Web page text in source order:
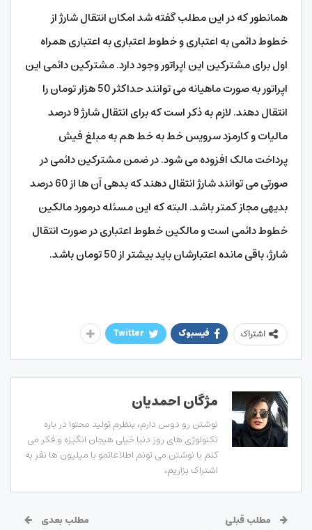
همانطور که در این مطلب گفته شد امکان انتقال شارژ از
خطوط دائمی به اعتباری و خطوط اعتباری به اعتباری همراه
اول برای مشترکین این اپراتور وجود دارد. مشترکین دائمی این
اپراتور به صورت ماهیانه می توانند حداکثر 50 هزار تومان را
انتقال دهند. لازم به ذکر است که برای انتقال شارژ 9 درصد
مالیات و کارمزد سرویس خط به خط هم به مبلغ فیش
پرداخت مالک افزوده می شود. در ضمن مشترکین دائمی در
صورتی می توانند شارژ انتقال دهند که بدهی آن ها از 60 درصد
بدیهی مجاز کمتر باشد. البته که این مسئله درمورد مالکین
خطوط دائمی است و مالکین خطوط اعتباری در صورت انتقال
شارژ، باقی مانده اعتبارشان باید بیشتر از 50 تومان باشد.
اشتراک فیسبوک Twitter
مژگان احمدیان
نوشتن رو دوس دارم، بنظرم تولید محتوا در باره
تکنولوژی های روز دنیا خیلی هیجان انگیزه و فکر می
کنم با نوشتن می تونم اطلاعاتمو با میلیون ها نفر به
اشتراک بزاریم،
مطلب قبلی مطلب بعدی